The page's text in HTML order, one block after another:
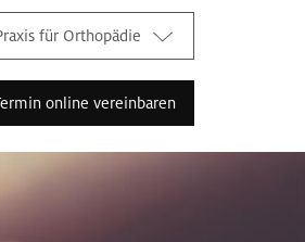
für Orthopädie
online vereinbaren